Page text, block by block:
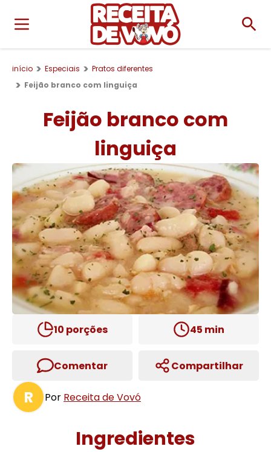
início Especiais
Pratos diferentes
Feijão branco com linguiça
Feijão branco com
linguiça
10 porções 45 min
Comentar Compartilhar
R Por Receita de Vovó
Ingredientes